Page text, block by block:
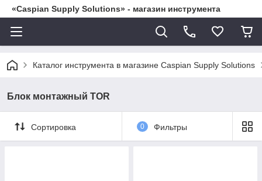
«Caspian Supply Solutions» - магазин инструмента
Каталог инструмента в магазине Caspian Supply Solutions
Блок монтажный TOR
Сортировка 0 Фильтры